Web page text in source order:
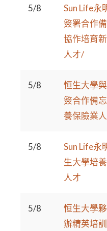
5/8
Sun Life永
簽署合作
協作培育
人才/
5/8
恒生大學
簽合作備
養保險業
5/8
Sun Life永
生大學培
人才
5/8
恒生大學
辦精英培